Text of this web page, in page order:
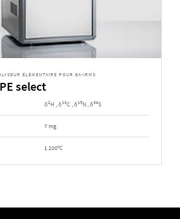
ÉLÉMENTAIRE POUR EA-IRMS
select
δ2H , δ 13C , δ 15N , δ34S
7 mg
1 200°C